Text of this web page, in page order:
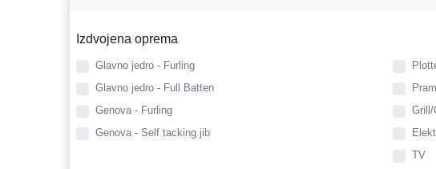
Izdvojena oprema
Glavno jedro - Furling
Glavno jedro - Full Batten
Genova - Furling
Genova - Self tacking jib
Grill/
TV